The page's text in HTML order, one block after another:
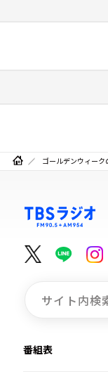
ゴールデンウィーク
番組表